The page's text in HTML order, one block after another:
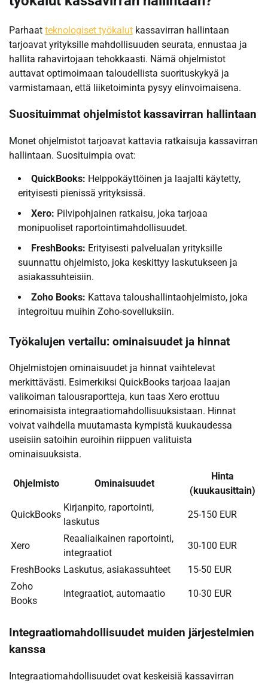
Parhaat teknologiset työkalut kassavirran hallintaan
tarjoavat yrityksille mahdollisuuden seurata, ennustaa ja
hallita rahavirtojaan tehokkaasti. Nämä ohjelmistot
auttavat optimoimaan taloudellista suorituskykyä ja
varmistamaan, että liiketoiminta pysyy elinvoimaisena.
Suosituimmat ohjelmistot kassavirran hallintaan
Monet ohjelmistot tarjoavat kattavia ratkaisuja kassavirran
hallintaan. Suosituimpia ovat:
QuickBooks: Helppokäyttöinen ja laajalti käytetty,
erityisesti pienissä yrityksissä.
Xero: Pilvipohjainen ratkaisu, joka tarjoaa
monipuoliset raportointimahdollisuudet.
FreshBooks: Erityisesti palvelualan yrityksille
suunnattu ohjelmisto, joka keskittyy laskutukseen ja
asiakassuhteisiin.
Zoho Books: Kattava taloushallintaohjelmisto, joka
integroituu muihin Zoho-sovelluksiin.
Työkalujen vertailu: ominaisuudet ja hinnat
Ohjelmistojen ominaisuudet ja hinnat vaihtelevat
merkittävästi. Esimerkiksi QuickBooks tarjoaa laajan
valikoiman talousraportteja, kun taas Xero erottuu
erinomaisista integraatiomahdollisuuksistaan. Hinnat
voivat vaihdella muutamasta kympistä kuukaudessa
useisiin satoihin euroihin riippuen valituista
ominaisuuksista.
Ohjelmisto Ominaisuudet
Hinta
(kuukausittain)
QuickBooks
Kirjanpito, raportointi,
laskutus
25-150 EUR
Xero
Reaaliaikainen raportointi,
integraatiot
30-100 EUR
FreshBooks Laskutus, asiakassuhteet
15-50 EUR
Zoho
Books
Integraatiot, automaatio 10-30 EUR
Integraatiomahdollisuudet muiden järjestelmien
kanssa
Integraatiomahdollisuudet ovat keskeisiä kassavirran